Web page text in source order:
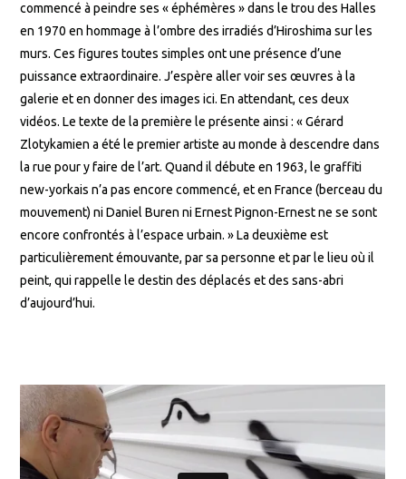
commencé à peindre ses « éphémères » dans le trou des Halles
en 1970 en hommage à l’ombre des irradiés d’Hiroshima sur les
murs. Ces figures toutes simples ont une présence d’une
puissance extraordinaire. J’espère aller voir ses œuvres à la
galerie et en donner des images ici. En attendant, ces deux
vidéos. Le texte de la première le présente ainsi : « Gérard
Zlotykamien a été le premier artiste au monde à descendre dans
la rue pour y faire de l’art. Quand il débute en 1963, le graffiti
new-yorkais n’a pas encore commencé, et en France (berceau du
mouvement) ni Daniel Buren ni Ernest Pignon-Ernest ne se sont
encore confrontés à l’espace urbain. » La deuxième est
particulièrement émouvante, par sa personne et par le lieu où il
peint, qui rappelle le destin des déplacés et des sans-abri
d’aujourd’hui.